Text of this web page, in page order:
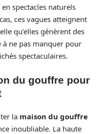
spectacles naturels
ces vagues atteignent
qu’elles génèrent des
ne pas manquer pour
spectaculaires.
du gouffre pour
la maison du gouffre
inoubliable. La haute